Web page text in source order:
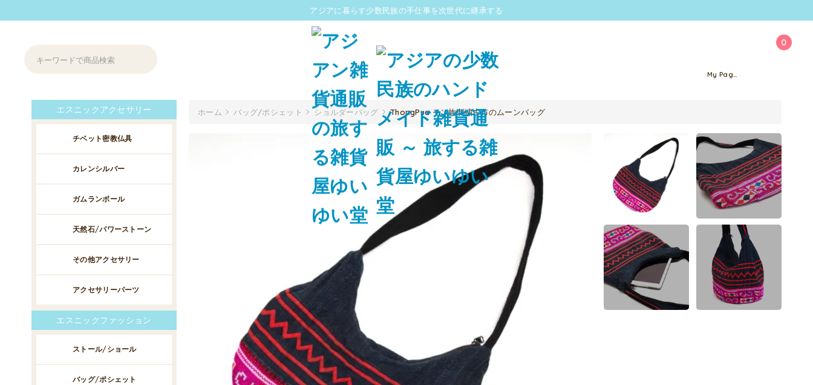
アジアに暮らす少数民族の手仕事を次世代に継承する
0
My Page
ホーム バッグ/ポシェット ショルダーバッグ ThongPua モン族刺繍古布のムーンバッグ
エスニックアクセサリー
チベット密教仏具
カレンシルバー
ガムランボール
天然石/パワーストーン
その他アクセサリー
アクセサリーパーツ
エスニックファッション
ストール/ショール
バッグ/ポシェット